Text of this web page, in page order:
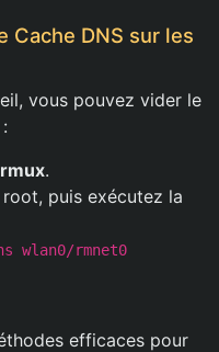
Cache DNS sur les
vous pouvez vider le
.
puis exécutez la
wlan0/rmnet0
efficaces pour